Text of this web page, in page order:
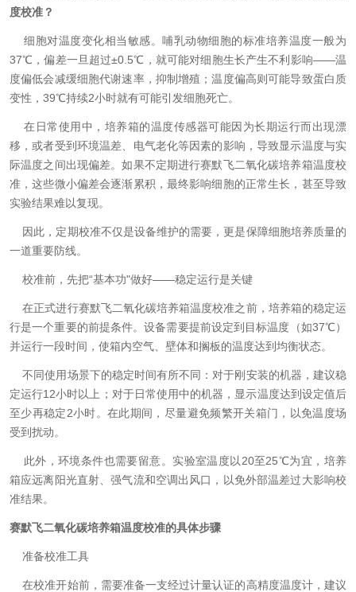
度校准？
细胞对温度变化相当敏感。哺乳动物细胞的标准培养温度一般为
37℃，偏差一旦超过±0.5℃，就可能对细胞生长产生不利影响——温
度偏低会减缓细胞代谢速率，抑制增殖；温度偏高则可能导致蛋白质
变性，39℃持续2小时就有可能引发细胞死亡。
在日常使用中，培养箱的温度传感器可能因为长期运行而出现漂
移，或者受到环境温差、电气老化等因素的影响，导致显示温度与实
际温度之间出现偏差。如果不定期进行赛默飞二氧化碳培养箱温度校
准，这些微小偏差会逐渐累积，最终影响细胞的正常生长，甚至导致
实验结果难以复现。
因此，定期校准不仅是设备维护的需要，更是保障细胞培养质量的
一道重要防线。
校准前，先把“基本功"做好——稳定运行是关键
在正式进行赛默飞二氧化碳培养箱温度校准之前，培养箱的稳定运
行是一个重要的前提条件。设备需要提前设定到目标温度（如37℃）
并运行一段时间，使箱内空气、壁体和搁板的温度达到均衡状态。
不同使用场景下的稳定时间有所不同：对于刚安装的机器，建议稳
定运行12小时以上；对于日常使用中的机器，显示温度达到设定值后
至少再稳定2小时。在此期间，尽量避免频繁开关箱门，以免温度场
受到扰动。
此外，环境条件也需要留意。实验室温度以20至25℃为宜，培养
箱应远离阳光直射、强气流和空调出风口，以免外部温差过大影响校
准结果。
赛默飞二氧化碳培养箱温度校准的具体步骤
准备校准工具
在校准开始前，需要准备一支经过计量认证的高精度温度计，建议